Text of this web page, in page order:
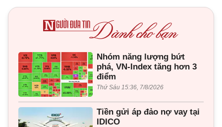
Nhóm năng lượng bứt
phá, VN-Index tăng hơn 3
điểm
Thứ Sáu 15:36, 7/8/2026
Tiền gửi áp đảo nợ vay tại
IDICO